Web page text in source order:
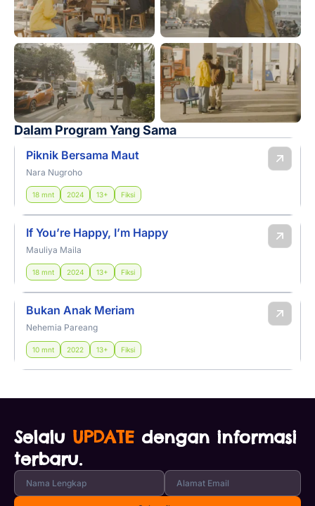
Dalam Program Yang Sama
Piknik Bersama Maut
Nara Nugroho
18 mnt 2024 13+ Fiksi
If You’re Happy, I’m Happy
Mauliya Maila
18 mnt 2024 13+ Fiksi
Bukan Anak Meriam
Nehemia Pareang
10 mnt 2022 13+ Fiksi
Selalu UPDATE dengan informasi
terbaru.